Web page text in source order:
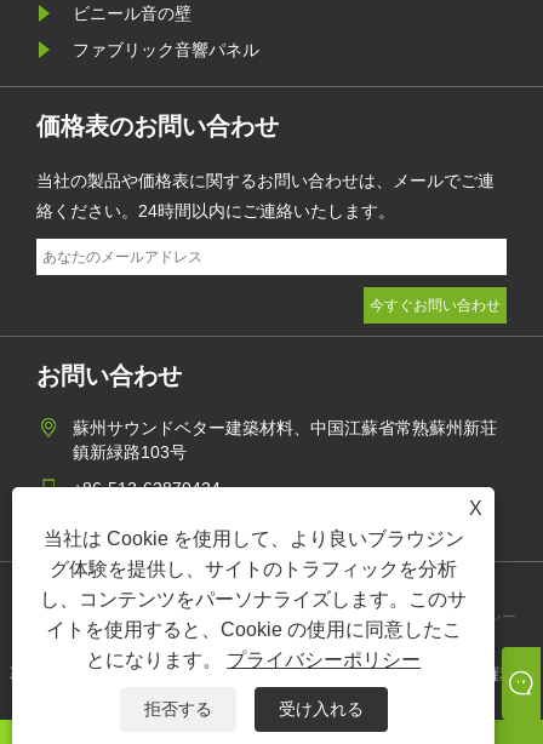
X
当社は Cookie を使用して、より良いブラウジン
グ体験を提供し、サイトのトラフィックを分析
し、コンテンツをパーソナライズします。このサ
イトを使用すると、Cookie の使用に同意したこ
とになります。 プライバシーポリシー
拒否する 受け入れる
ビニール音の壁
ファブリック音響パネル
価格表のお問い合わせ
当社の製品や価格表に関するお問い合わせは、メールでご連
絡ください。24時間以内にご連絡いたします。
お問い合わせ
蘇州サウンドベター建築材料、中国江蘇省常熟蘇州新荘
鎮新緑路103号
+86-512-62870424
jane@soundbetter.cn
プライバシーポリシー
著作権 © 2021 蘇州サウンドベター建築材料有限公司すべての権利予
約。